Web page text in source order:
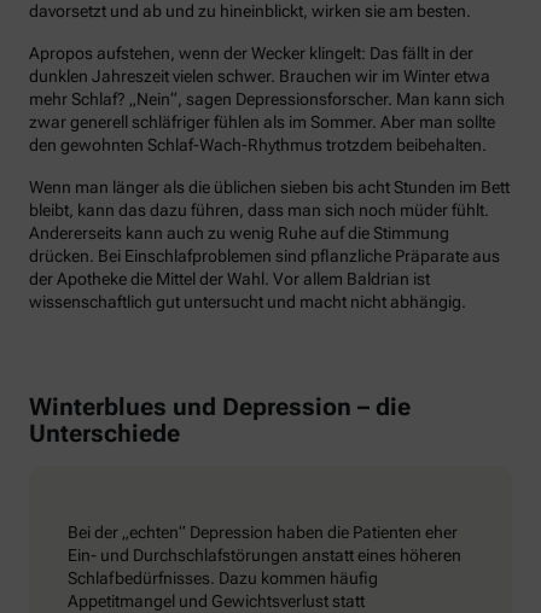
davorsetzt und ab und zu hineinblickt, wirken sie am besten.
Apropos aufstehen, wenn der Wecker klingelt: Das fällt in der
dunklen Jahreszeit vielen schwer. Brauchen wir im Winter etwa
mehr Schlaf? „Nein“, sagen Depressionsforscher. Man kann sich
zwar generell schläfriger fühlen als im Sommer. Aber man sollte
den gewohnten Schlaf-Wach-Rhythmus trotzdem beibehalten.
Wenn man länger als die üblichen sieben bis acht Stunden im Bett
bleibt, kann das dazu führen, dass man sich noch müder fühlt.
Andererseits kann auch zu wenig Ruhe auf die Stimmung
drücken. Bei Einschlafproblemen sind pflanzliche Präparate aus
der Apotheke die Mittel der Wahl. Vor allem Baldrian ist
wissenschaftlich gut untersucht und macht nicht abhängig.
Winterblues und Depression – die
Unterschiede
Bei der „echten“ Depression haben die Patienten eher
Ein- und Durchschlafstörungen anstatt eines höheren
Schlafbedürfnisses. Dazu kommen häufig
Appetitmangel und Gewichtsverlust statt